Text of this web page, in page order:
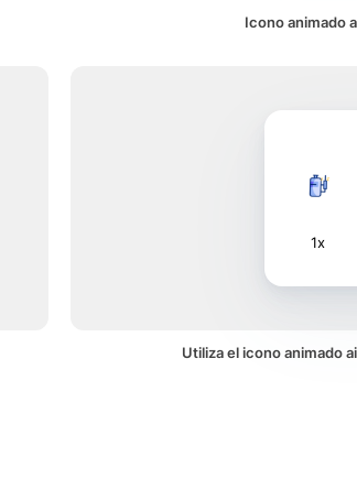
Icono animado
1x
Utiliza el icono animado